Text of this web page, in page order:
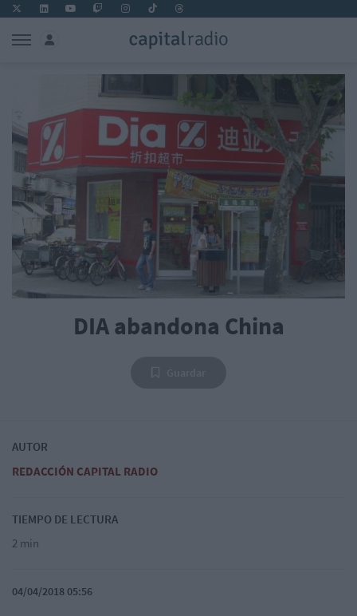
DIA abandona China
AUTOR
REDACCIÓN CAPITAL RADIO
TIEMPO DE LECTURA
2 min
04/04/2018 05:56